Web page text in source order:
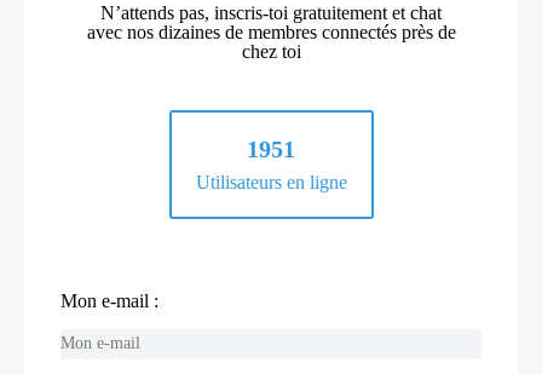
N’attends pas, inscris-toi gratuitement et chat
avec nos dizaines de membres connectés près de
chez toi
1951
Utilisateurs en ligne
Mon e-mail :